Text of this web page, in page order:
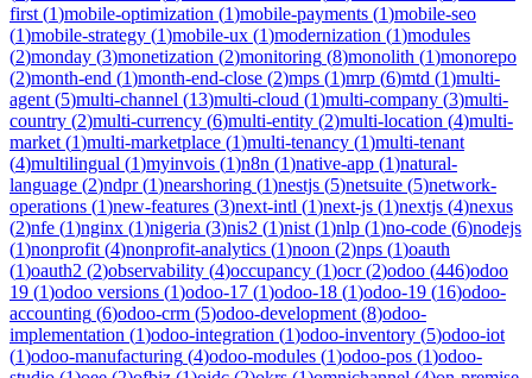
first (1)mobile-optimization (1)mobile-payments (1)mobile-seo
(1)mobile-strategy (1)mobile-ux (1)modernization (1)modules
(2)monday (3)monetization (2)monitoring (8)monolith (1)monorepo
(2)month-end (1)month-end-close (2)mps (1)mrp (6)mtd (1)multi-
agent (5)multi-channel (13)multi-cloud (1)multi-company (3)multi-
country (2)multi-currency (6)multi-entity (2)multi-location (4)multi-
market (1)multi-marketplace (1)multi-tenancy (1)multi-tenant
(4)multilingual (1)myinvois (1)n8n (1)native-app (1)natural-
language (2)ndpr(1)nearshoring (1)nestjs (5)netsuite (5)network-
operations (1)new-features (3)next-intl (1)next-js (1)nextjs (4)nexus
(2)nfe (1)nginx (1)nigeria (3)nis2 (1)nist (1)nlp (1)no-code (6)nodejs
(1)nonprofit (4)nonprofit-analytics (1)noon (2)nps (1)oauth
(1)oauth2 (2)observability (4)occupancy (1)ocr(2)odoo (446)odoo
19 (1)odoo versions (1)odoo-17 (1)odoo-18 (1)odoo-19 (16)odoo-
accounting (6)odoo-crm (5)odoo-development (8)odoo-
implementation (1)odoo-integration (1)odoo-inventory (5)odoo-iot
(1)odoo-manufacturing (4)odoo-modules (1)odoo-pos (1)odoo-